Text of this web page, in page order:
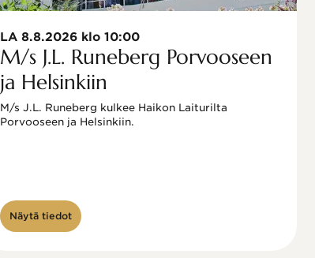
LA 8.8.2026 klo 10:00
M/s J.L. Runeberg Porvooseen
ja Helsinkiin
M/s J.L. Runeberg kulkee Haikon Laiturilta
Porvooseen ja Helsinkiin.
Näytä tiedot